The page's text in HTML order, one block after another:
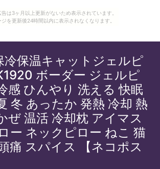
は3ヶ月以上更新がないため表示されています。
ジを更新後24時間以内に表示されなくなります。
冷保温キャットジェルピ
ボーダー ジェルピ
感 ひんやり 洗える 快眠
冬 あったか 発熱 冷却 熱
ぜ 温活 冷却枕 アイマス
ー ネックピロー ねこ 猫
痛 スパイス 【ネコポス